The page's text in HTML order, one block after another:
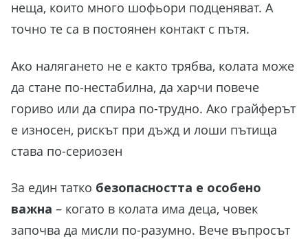
неща, които много шофьори подценяват. А
точно те са в постоянен контакт с пътя.
Ако налягането не е както трябва, колата може
да стане по-нестабилна, да харчи повече
гориво или да спира по-трудно. Ако грайферът
е износен, рискът при дъжд и лоши пътища
става по-сериозен
За един татко безопасността е особено
важна – когато в колата има деца, човек
започва да мисли по-разумно. Вече въпросът